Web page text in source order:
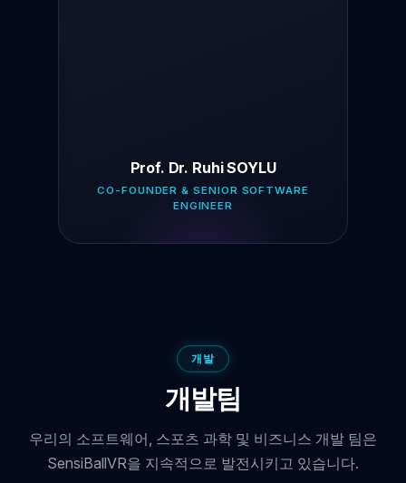
Prof. Dr. Ruhi SOYLU
CO-FOUNDER & SENIOR SOFTWARE
ENGINEER
개발
개발팀
우리의 소프트웨어, 스포츠 과학 및 비즈니스 개발 팀은
SensiBallVR을 지속적으로 발전시키고 있습니다.